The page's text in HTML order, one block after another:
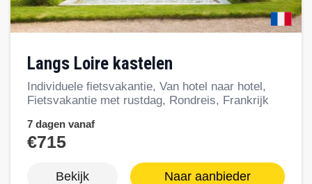
Langs Loire kastelen
Individuele fietsvakantie, Van hotel naar hotel,
Fietsvakantie met rustdag, Rondreis, Frankrijk
7 dagen vanaf
€715
Bekijk Naar aanbieder